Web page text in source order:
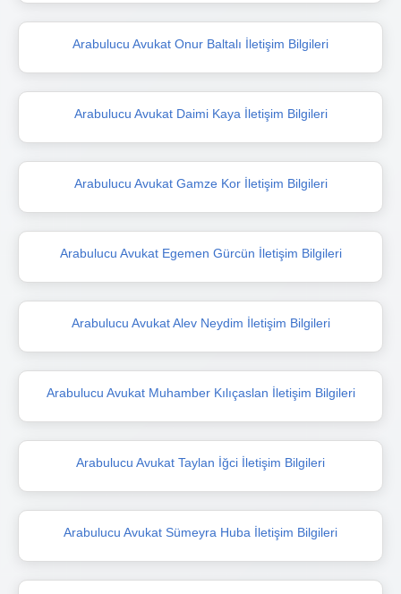
Arabulucu Avukat Onur Baltalı İletişim Bilgileri
Arabulucu Avukat Daimi Kaya İletişim Bilgileri
Arabulucu Avukat Gamze Kor İletişim Bilgileri
Arabulucu Avukat Egemen Gürcün İletişim Bilgileri
Arabulucu Avukat Alev Neydim İletişim Bilgileri
Arabulucu Avukat Muhamber Kılıçaslan İletişim Bilgileri
Arabulucu Avukat Taylan İğci İletişim Bilgileri
Arabulucu Avukat Sümeyra Huba İletişim Bilgileri